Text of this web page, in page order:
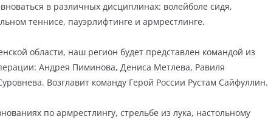
в различных дисциплинах: волейболе сидя,
теннисе, пауэрлифтинге и армрестлинге.
области, наш регион будет представлен командой из
Андрея Пиминова, Дениса Метлева, Равиля
Возглавит команду Герой России Рустам Сайфуллин.
по армрестлингу, стрельбе из лука, настольному